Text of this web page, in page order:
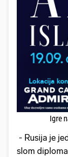
Igre
- Rusija je
slom